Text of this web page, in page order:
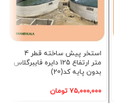
استخر پیش ساخته قطر 4
متر ارتفاع 125 دایره فایبرگلاس
بدون پایه کد(20)
۷۵,۰۰۰,۰۰۰ تومان